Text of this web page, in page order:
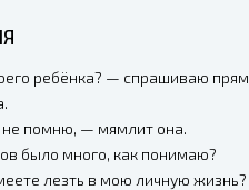
ребёнка? — спрашиваю
помню, — мямлит она.
было много, как понимаю?
лезть в мою личную